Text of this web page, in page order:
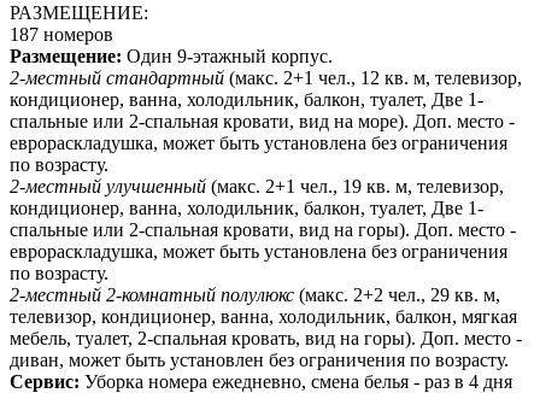
РАЗМЕЩЕНИЕ:
187 номеров
Размещение: Один 9-этажный корпус.
2-местный стандартный (макс. 2+1 чел., 12 кв. м, телевизор,
кондиционер, ванна, холодильник, балкон, туалет, Две 1-
спальные или 2-спальная кровати, вид на море). Доп. место -
еврораскладушка, может быть установлена без ограничения
по возрасту.
2-местный улучшенный (макс. 2+1 чел., 19 кв. м, телевизор,
кондиционер, ванна, холодильник, балкон, туалет, Две 1-
спальные или 2-спальная кровати, вид на горы). Доп. место -
еврораскладушка, может быть установлена без ограничения
по возрасту.
2-местный 2-комнатный полулюкс (макс. 2+2 чел., 29 кв. м,
телевизор, кондиционер, ванна, холодильник, балкон, мягкая
мебель, туалет, 2-спальная кровать, вид на горы). Доп. место -
диван, может быть установлен без ограничения по возрасту.
Сервис: Уборка номера ежедневно, смена белья - раз в 4 дня